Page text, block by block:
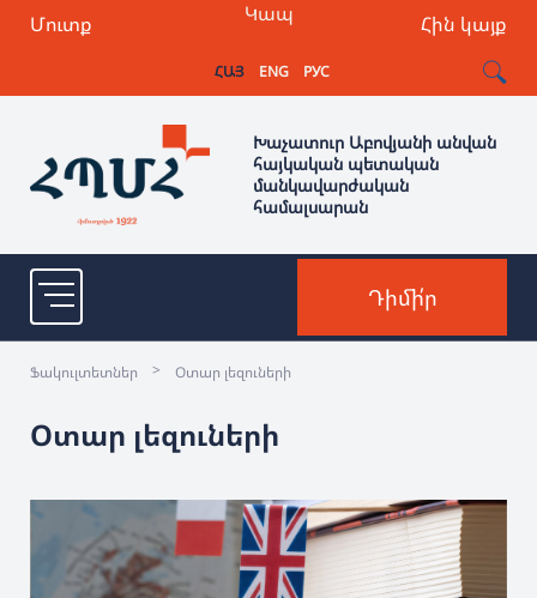
Մուտք Հին կայք
Կապ
ՀԱՅ ENG РУС
Խաչատուր Աբովյանի անվան
հայկական պետական
մանկավարժական
համալսարան
Դիմի՛ր
Ֆակուլտետներ > Օտար լեզուների
Օտար լեզուների